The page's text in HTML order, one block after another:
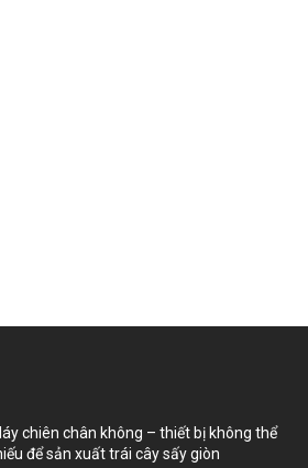
chiên chân không – thiết bị không thể
để sản xuất trái cây sấy giòn